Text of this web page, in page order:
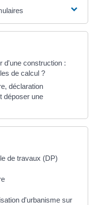
d'une construction :
de calcul ?
déclaration
déposer une
de travaux (DP)
d'urbanisme sur